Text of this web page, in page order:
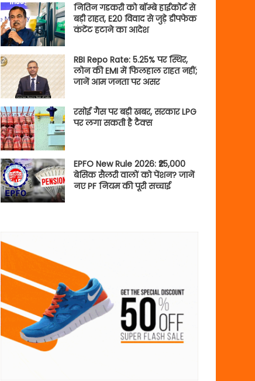
नितिन गडकरी को बॉम्बे हाईकोर्ट से
बड़ी राहत, E20 विवाद से जुड़े डीपफेक
कंटेंट हटाने का आदेश
RBI Repo Rate: 5.25% पर स्थिर,
लोन की EMI में फिलहाल राहत नहीं;
जानें आम जनता पर असर
रसोई गैस पर बड़ी खबर, सरकार LPG
पर लगा सकती है टैक्स
EPFO New Rule 2026: ₹25,000
बेसिक सैलरी वालों को पेंशन? जानें
नए PF नियम की पूरी सच्चाई